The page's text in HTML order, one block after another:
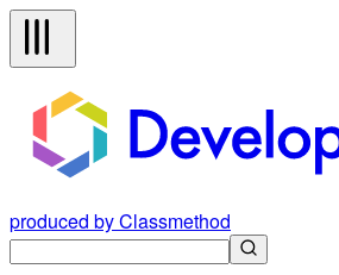
produced by Classmethod